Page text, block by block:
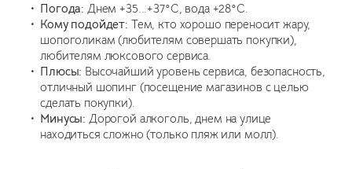
Погода: Днем +35...+37°C, вода +28°C.
Кому подойдет: Тем, кто хорошо переносит жару,
шопоголикам (любителям совершать покупки),
любителям люксового сервиса.
Плюсы: Высочайший уровень сервиса, безопасность,
отличный шопинг (посещение магазинов с целью
сделать покупки).
Минусы: Дорогой алкоголь, днем на улице
находиться сложно (только пляж или молл).